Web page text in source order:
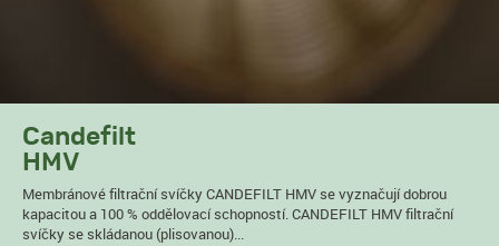
Candefilt
HMV
Membránové filtrační svíčky CANDEFILT HMV se vyznačují dobrou
kapacitou a 100 % oddělovací schopností. CANDEFILT HMV filtrační
svíčky se skládanou (plisovanou)...